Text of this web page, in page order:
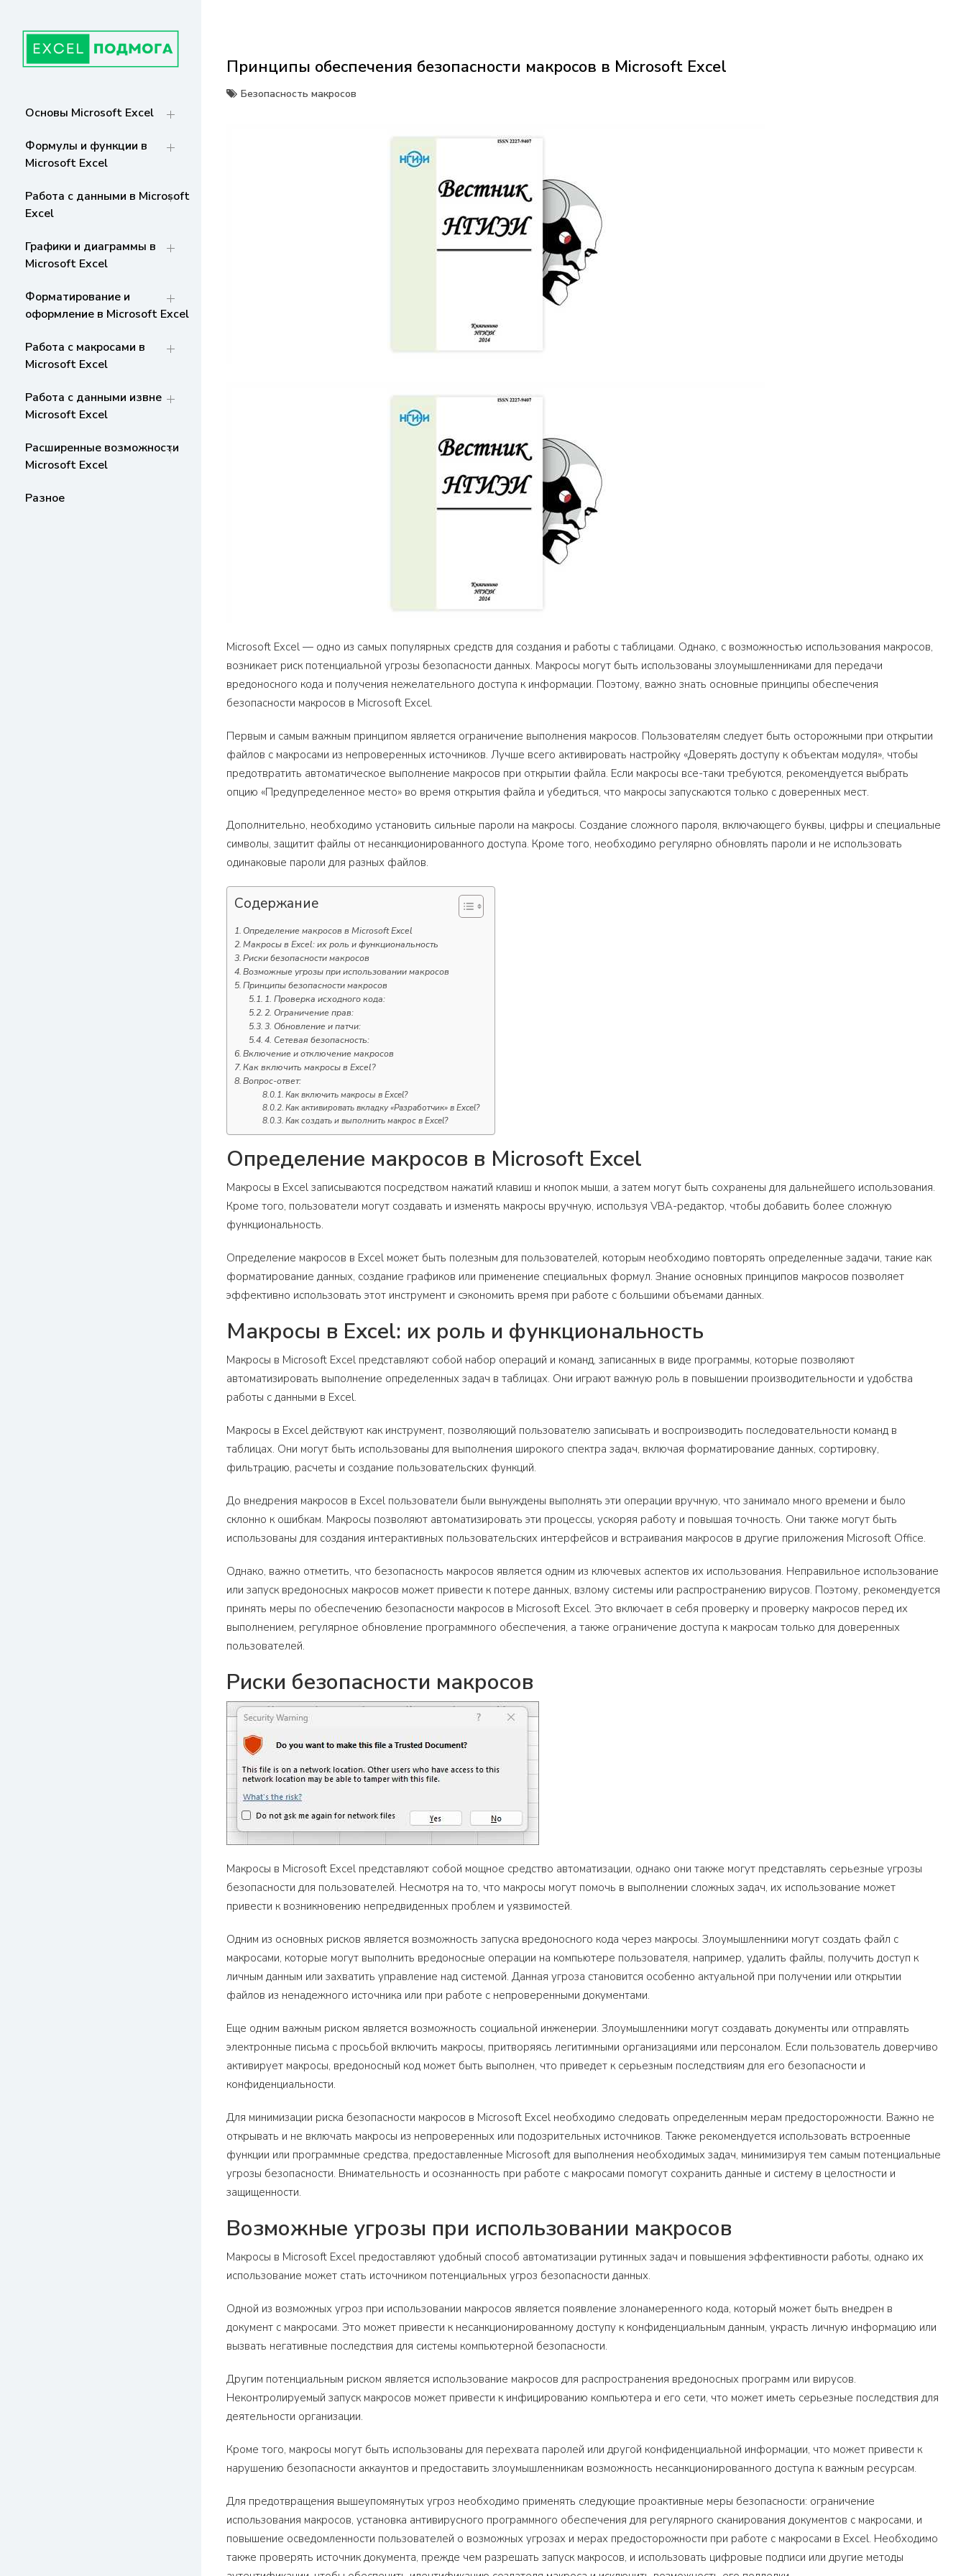
содержанию
СТРАНИЦА
путь к экспертности!
Основы Microsoft Excel
Формулы и функции в
Microsoft Excel
Работа с данными в Microsoft
Excel
Графики и диаграммы в
Microsoft Excel
Форматирование и
оформление в Microsoft Excel
Работа с макросами в
Microsoft Excel
Работа с данными извне
Microsoft Excel
Расширенные возможности
Microsoft Excel
Разное
Принципы обеспечения безопасности макросов в Microsoft Excel
Безопасность макросов
Microsoft Excel — одно из самых популярных средств для создания и работы с таблицами. Однако, с возможностью использования макросов,
возникает риск потенциальной угрозы безопасности данных. Макросы могут быть использованы злоумышленниками для передачи
вредоносного кода и получения нежелательного доступа к информации. Поэтому, важно знать основные принципы обеспечения
безопасности макросов в Microsoft Excel.
Первым и самым важным принципом является ограничение выполнения макросов. Пользователям следует быть осторожными при открытии
файлов с макросами из непроверенных источников. Лучше всего активировать настройку «Доверять доступу к объектам модуля», чтобы
предотвратить автоматическое выполнение макросов при открытии файла. Если макросы все-таки требуются, рекомендуется выбрать
опцию «Предупределенное место» во время открытия файла и убедиться, что макросы запускаются только с доверенных мест.
Дополнительно, необходимо установить сильные пароли на макросы. Создание сложного пароля, включающего буквы, цифры и специальные
символы, защитит файлы от несанкционированного доступа. Кроме того, необходимо регулярно обновлять пароли и не использовать
одинаковые пароли для разных файлов.
Содержание
Определение макросов в Microsoft Excel
Макросы в Excel: их роль и функциональность
Риски безопасности макросов
Возможные угрозы при использовании макросов
Принципы безопасности макросов
1. Проверка исходного кода:
2. Ограничение прав:
3. Обновление и патчи:
4. Сетевая безопасность:
Включение и отключение макросов
Как включить макросы в Excel?
Вопрос-ответ:
Как включить макросы в Excel?
Как активировать вкладку «Разработчик» в Excel?
Как создать и выполнить макрос в Excel?
Определение макросов в Microsoft Excel
Макросы в Excel записываются посредством нажатий клавиш и кнопок мыши, а затем могут быть сохранены для дальнейшего использования.
Кроме того, пользователи могут создавать и изменять макросы вручную, используя VBA-редактор, чтобы добавить более сложную
функциональность.
Определение макросов в Excel может быть полезным для пользователей, которым необходимо повторять определенные задачи, такие как
форматирование данных, создание графиков или применение специальных формул. Знание основных принципов макросов позволяет
эффективно использовать этот инструмент и сэкономить время при работе с большими объемами данных.
Макросы в Excel: их роль и функциональность
Макросы в Microsoft Excel представляют собой набор операций и команд, записанных в виде программы, которые позволяют
автоматизировать выполнение определенных задач в таблицах. Они играют важную роль в повышении производительности и удобства
работы с данными в Excel.
Макросы в Excel действуют как инструмент, позволяющий пользователю записывать и воспроизводить последовательности команд в
таблицах. Они могут быть использованы для выполнения широкого спектра задач, включая форматирование данных, сортировку,
фильтрацию, расчеты и создание пользовательских функций.
До внедрения макросов в Excel пользователи были вынуждены выполнять эти операции вручную, что занимало много времени и было
склонно к ошибкам. Макросы позволяют автоматизировать эти процессы, ускоряя работу и повышая точность. Они также могут быть
использованы для создания интерактивных пользовательских интерфейсов и встраивания макросов в другие приложения Microsoft Office.
Однако, важно отметить, что безопасность макросов является одним из ключевых аспектов их использования. Неправильное использование
или запуск вредоносных макросов может привести к потере данных, взлому системы или распространению вирусов. Поэтому, рекомендуется
принять меры по обеспечению безопасности макросов в Microsoft Excel. Это включает в себя проверку и проверку макросов перед их
выполнением, регулярное обновление программного обеспечения, а также ограничение доступа к макросам только для доверенных
пользователей.
Риски безопасности макросов
Макросы в Microsoft Excel представляют собой мощное средство автоматизации, однако они также могут представлять серьезные угрозы
безопасности для пользователей. Несмотря на то, что макросы могут помочь в выполнении сложных задач, их использование может
привести к возникновению непредвиденных проблем и уязвимостей.
Одним из основных рисков является возможность запуска вредоносного кода через макросы. Злоумышленники могут создать файл с
макросами, которые могут выполнить вредоносные операции на компьютере пользователя, например, удалить файлы, получить доступ к
личным данным или захватить управление над системой. Данная угроза становится особенно актуальной при получении или открытии
файлов из ненадежного источника или при работе с непроверенными документами.
Еще одним важным риском является возможность социальной инженерии. Злоумышленники могут создавать документы или отправлять
электронные письма с просьбой включить макросы, притворяясь легитимными организациями или персоналом. Если пользователь доверчиво
активирует макросы, вредоносный код может быть выполнен, что приведет к серьезным последствиям для его безопасности и
конфиденциальности.
Для минимизации риска безопасности макросов в Microsoft Excel необходимо следовать определенным мерам предосторожности. Важно не
открывать и не включать макросы из непроверенных или подозрительных источников. Также рекомендуется использовать встроенные
функции или программные средства, предоставленные Microsoft для выполнения необходимых задач, минимизируя тем самым потенциальные
угрозы безопасности. Внимательность и осознанность при работе с макросами помогут сохранить данные и систему в целостности и
защищенности.
Возможные угрозы при использовании макросов
Макросы в Microsoft Excel предоставляют удобный способ автоматизации рутинных задач и повышения эффективности работы, однако их
использование может стать источником потенциальных угроз безопасности данных.
Одной из возможных угроз при использовании макросов является появление злонамеренного кода, который может быть внедрен в
документ с макросами. Это может привести к несанкционированному доступу к конфиденциальным данным, украсть личную информацию или
вызвать негативные последствия для системы компьютерной безопасности.
Другим потенциальным риском является использование макросов для распространения вредоносных программ или вирусов.
Неконтролируемый запуск макросов может привести к инфицированию компьютера и его сети, что может иметь серьезные последствия для
деятельности организации.
Кроме того, макросы могут быть использованы для перехвата паролей или другой конфиденциальной информации, что может привести к
нарушению безопасности аккаунтов и предоставить злоумышленникам возможность несанкционированного доступа к важным ресурсам.
Для предотвращения вышеупомянутых угроз необходимо применять следующие проактивные меры безопасности: ограничение
использования макросов, установка антивирусного программного обеспечения для регулярного сканирования документов с макросами, и
повышение осведомленности пользователей о возможных угрозах и мерах предосторожности при работе с макросами в Excel. Необходимо
также проверять источник документа, прежде чем разрешать запуск макросов, и использовать цифровые подписи или другие методы